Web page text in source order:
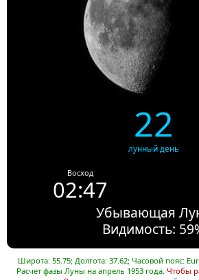
22
лунный день
Восход
02:47
Убывающая
Видимость:
Широта: 55.75; Долгота: 37.62; Часовой пояс:
Расчет фазы Луны на апрель 1953 года. Чтобы